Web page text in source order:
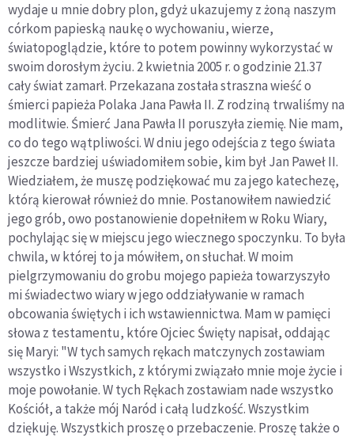
wydaje u mnie dobry plon, gdyż ukazujemy z żoną naszym
córkom papieską naukę o wychowaniu, wierze,
światopoglądzie, które to potem powinny wykorzystać w
swoim dorosłym życiu. 2 kwietnia 2005 r. o godzinie 21.37
cały świat zamarł. Przekazana została straszna wieść o
śmierci papieża Polaka Jana Pawła II. Z rodziną trwaliśmy na
modlitwie. Śmierć Jana Pawła II poruszyła ziemię. Nie mam,
co do tego wątpliwości. W dniu jego odejścia z tego świata
jeszcze bardziej uświadomiłem sobie, kim był Jan Paweł II.
Wiedziałem, że muszę podziękować mu za jego katechezę,
którą kierował również do mnie. Postanowiłem nawiedzić
jego grób, owo postanowienie dopełniłem w Roku Wiary,
pochylając się w miejscu jego wiecznego spoczynku. To była
chwila, w której to ja mówiłem, on słuchał. W moim
pielgrzymowaniu do grobu mojego papieża towarzyszyło
mi świadectwo wiary w jego oddziaływanie w ramach
obcowania świętych i ich wstawiennictwa. Mam w pamięci
słowa z testamentu, które Ojciec Święty napisał, oddając
się Maryi: "W tych samych rękach matczynych zostawiam
wszystko i Wszystkich, z którymi związało mnie moje życie i
moje powołanie. W tych Rękach zostawiam nade wszystko
Kościół, a także mój Naród i całą ludzkość. Wszystkim
dziękuję. Wszystkich proszę o przebaczenie. Proszę także o